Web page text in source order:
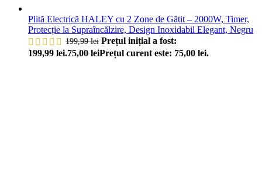
Plită Electrică HALEY cu 2 Zone de Gătit – 2000W, Timer,
Protecție la Supraîncălzire, Design Inoxidabil Elegant, Negru
199,99lei Prețul inițial a fost:
199,99 lei.75,00 leiPrețul curent este: 75,00 lei.